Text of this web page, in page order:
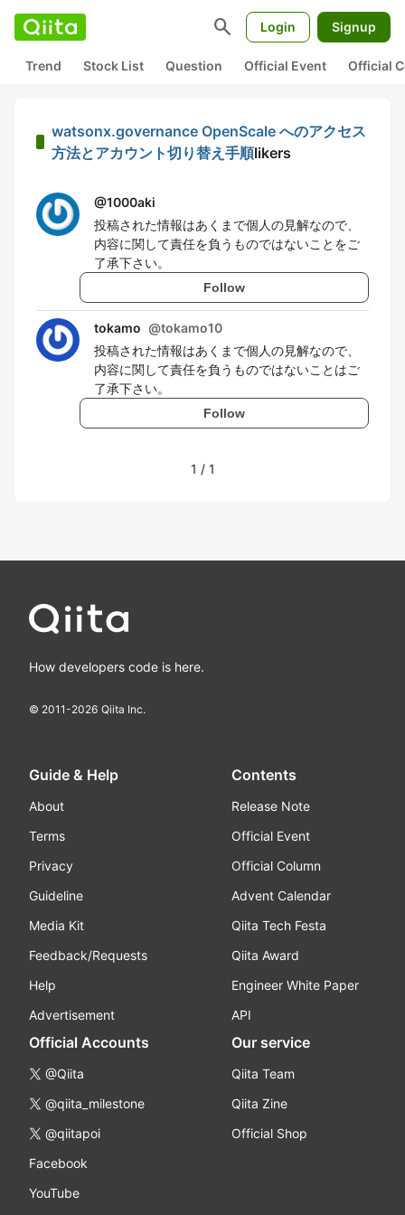
search Login Signup
Trend Stock List Question Official Event Official
watsonx.governance OpenScale へのアクセス
方法とアカウント切り替え手順likers
@1000aki
投稿された情報はあくまで個人の見解なので、
内容に関して責任を負うものではないことをご
了承下さい。
Follow
tokamo @tokamo10
投稿された情報はあくまで個人の見解なので、
内容に関して責任を負うものではないことはご
了承下さい。
Follow
1 / 1
How developers code is here.
© 2011-2026 Qiita Inc.
Guide & Help
About
Terms
Privacy
Guideline
Media Kit
Feedback/Requests
Help
Advertisement
Contents
Release Note
Official Event
Official Column
Advent Calendar
Qiita Tech Festa
Qiita Award
Engineer White Paper
API
Official Accounts
@Qiita
@qiita_milestone
@qiitapoi
Facebook
YouTube
Our service
Qiita Team
Qiita Zine
Official Shop